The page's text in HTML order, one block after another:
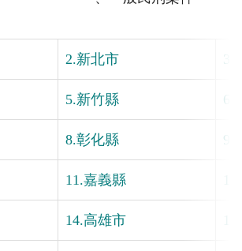
2.新北市 3.
5.新竹縣 6.
8.彰化縣 9.
11.嘉義縣
14.高雄市